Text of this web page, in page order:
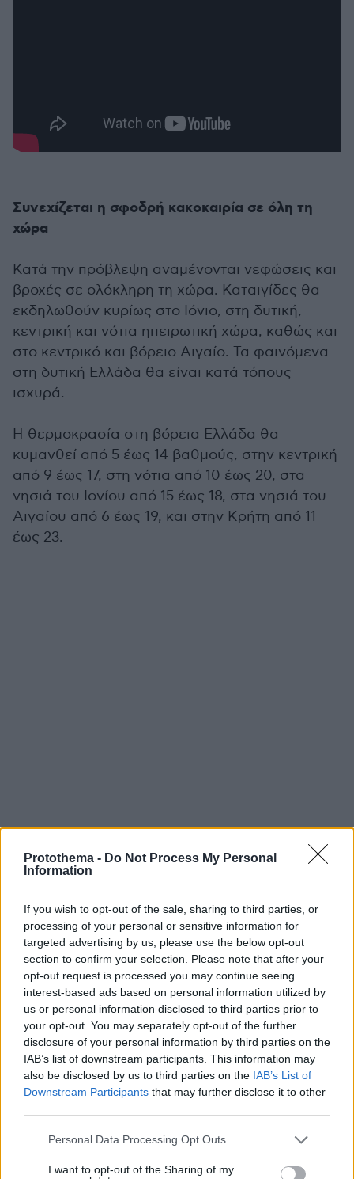
Protothema - Do Not Process My Personal
Information
If you wish to opt-out of the sale, sharing to third parties, or
processing of your personal or sensitive information for
targeted advertising by us, please use the below opt-out
section to confirm your selection. Please note that after your
opt-out request is processed you may continue seeing
interest-based ads based on personal information utilized by
us or personal information disclosed to third parties prior to
your opt-out. You may separately opt-out of the further
disclosure of your personal information by third parties on the
IAB’s list of downstream participants. This information may
also be disclosed by us to third parties on the IAB’s List of
Downstream Participants that may further disclose it to other
Please note that this website/app uses one or more Google
not limited to your visit or usage behaviour. You may click to
Personal Data Processing Opt Outs
I want to opt-out of the Sharing of my
Συνεχίζεται η σφοδρή κακοκαιρία σε όλη τη
χώρα
Κατά την πρόβλεψη αναμένονται νεφώσεις και
βροχές σε ολόκληρη τη χώρα. Καταιγίδες θα
εκδηλωθούν κυρίως στο Ιόνιο, στη δυτική,
κεντρική και νότια ηπειρωτική χώρα, καθώς και
στο κεντρικό και βόρειο Αιγαίο. Τα φαινόμενα
στη δυτική Ελλάδα θα είναι κατά τόπους
ισχυρά.
Η θερμοκρασία στη βόρεια Ελλάδα θα
κυμανθεί από 5 έως 14 βαθμούς, στην κεντρική
από 9 έως 17, στη νότια από 10 έως 20, στα
νησιά του Ιονίου από 15 έως 18, στα νησιά του
Αιγαίου από 6 έως 19, και στην Κρήτη από 11
έως 23.
Οι άνεμοι στα πελάγη θα πνέουν από νότιες
Στην Αττική αναμένονται νεφώσεις με βροχές
και καταιγίδες κατά περιόδους. Οι άνεμοι θα
πνέουν από νότιες διευθύνσεις 3 έως 5 και
κατά τόπους 6 μποφόρ. Η θερμοκρασία στο
κέντρο των Αθηνών θα κυμανθεί από 16 έως 18
βαθμούς.
Στη Θεσσαλονίκη αναμένονται νεφώσεις με
βροχές, ενώ υπάρχει πιθανότητα και για
εκδήλωση καταιγίδων. Οι άνεμοι θα πνέουν
από μεταβαλλόμενες διευθύνσεις έως 3
θα κυμανθεί από 10 έως 14 βαθμούς.